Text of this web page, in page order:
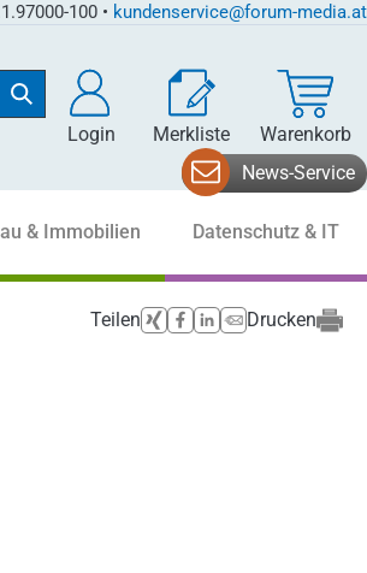
100 • kundenservice@forum-media.at
Login Merkliste Warenkorb
News-Service
& Immobilien Datenschutz & IT
Teilen Drucken